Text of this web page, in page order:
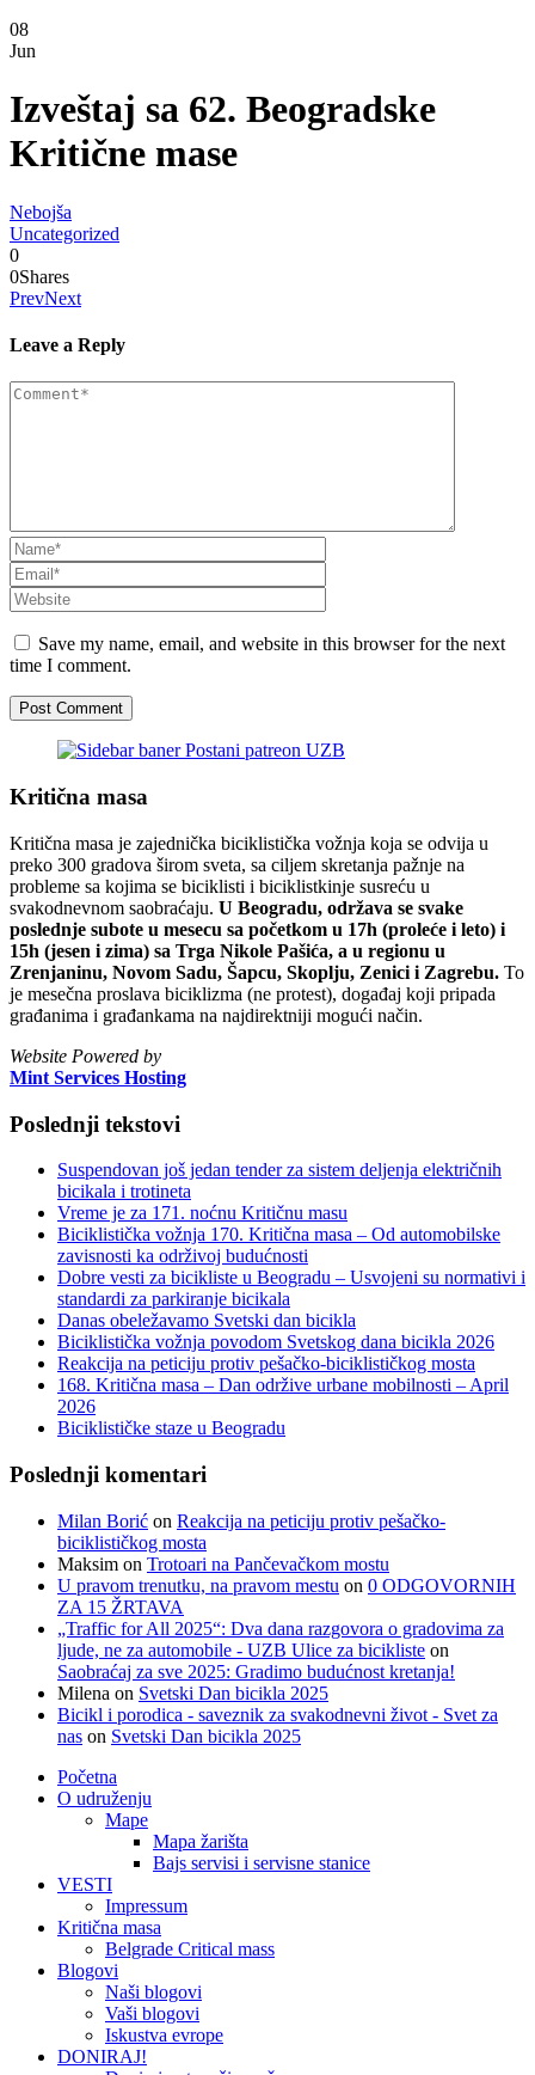
08
Jun
Izveštaj sa 62. Beogradske
Kritične mase
Nebojša
Uncategorized
0
0Shares
PrevNext
Leave a Reply
Save my name, email, and website in this browser for the next
time I comment.
Kritična masa
Kritična masa je zajednička biciklistička vožnja koja se odvija u
preko 300 gradova širom sveta, sa ciljem skretanja pažnje na
probleme sa kojima se biciklisti i biciklistkinje susreću u
svakodnevnom saobraćaju. U Beogradu, održava se svake
poslednje subote u mesecu sa početkom u 17h (proleće i leto) i
15h (jesen i zima) sa Trga Nikole Pašića, a u regionu u
Zrenjaninu, Novom Sadu, Šapcu, Skoplju, Zenici i Zagrebu. To
je mesečna proslava biciklizma (ne protest), događaj koji pripada
građanima i građankama na najdirektniji mogući način.
Website Powered by
Mint Services Hosting
Poslednji tekstovi
Suspendovan još jedan tender za sistem deljenja električnih
bicikala i trotineta
Vreme je za 171. noćnu Kritičnu masu
Biciklistička vožnja 170. Kritična masa – Od automobilske
zavisnosti ka održivoj budućnosti
Dobre vesti za bicikliste u Beogradu – Usvojeni su normativi i
standardi za parkiranje bicikala
Danas obeležavamo Svetski dan bicikla
Biciklistička vožnja povodom Svetskog dana bicikla 2026
Reakcija na peticiju protiv pešačko-biciklističkog mosta
168. Kritična masa – Dan održive urbane mobilnosti – April
2026
Biciklističke staze u Beogradu
Poslednji komentari
Milan Borić on Reakcija na peticiju protiv pešačko-
biciklističkog mosta
Maksim on Trotoari na Pančevačkom mostu
U pravom trenutku, na pravom mestu on 0 ODGOVORNIH
ZA 15 ŽRTAVA
„Traffic for All 2025“: Dva dana razgovora o gradovima za
ljude, ne za automobile - UZB Ulice za bicikliste on
Saobraćaj za sve 2025: Gradimo budućnost kretanja!
Milena on Svetski Dan bicikla 2025
Bicikl i porodica - saveznik za svakodnevni život - Svet za
nas on Svetski Dan bicikla 2025
Početna
O udruženju
Mape
Mapa žarišta
Bajs servisi i servisne stanice
VESTI
Impressum
Kritična masa
Belgrade Critical mass
Blogovi
Naši blogovi
Vaši blogovi
Iskustva evrope
DONIRAJ!